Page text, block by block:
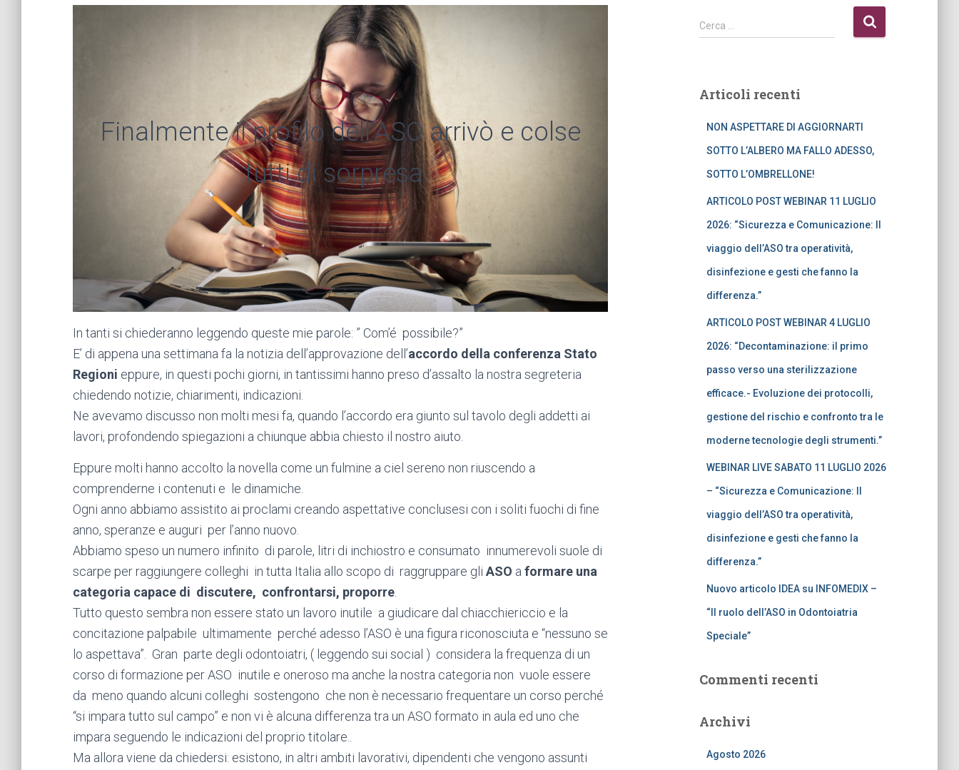
Finalmente il profilo dell’ASO arrivò e colse
tutti di sorpresa.
In tanti si chiederanno leggendo queste mie parole: ” Com’é possibile?”
E’ di appena una settimana fa la notizia dell’approvazione dell’accordo della conferenza Stato
Regioni eppure, in questi pochi giorni, in tantissimi hanno preso d’assalto la nostra segreteria
chiedendo notizie, chiarimenti, indicazioni.
Ne avevamo discusso non molti mesi fa, quando l’accordo era giunto sul tavolo degli addetti ai
lavori, profondendo spiegazioni a chiunque abbia chiesto il nostro aiuto.
Eppure molti hanno accolto la novella come un fulmine a ciel sereno non riuscendo a
comprenderne i contenuti e le dinamiche.
Ogni anno abbiamo assistito ai proclami creando aspettative conclusesi con i soliti fuochi di fine
anno, speranze e auguri per l’anno nuovo.
Abbiamo speso un numero infinito di parole, litri di inchiostro e consumato innumerevoli suole di
scarpe per raggiungere colleghi in tutta Italia allo scopo di raggruppare gli ASO a formare una
categoria capace di discutere, confrontarsi, proporre
Tutto questo sembra non essere stato un lavoro inutile a giudicare dal chiacchiericcio e la
concitazione palpabile ultimamente perché adesso l’ASO è una figura riconosciuta e “nessuno se
lo aspettava”. Gran parte degli odontoiatri, ( leggendo sui social ) considera la frequenza di un
corso di formazione per ASO inutile e oneroso ma anche la nostra categoria non vuole essere
da meno quando alcuni colleghi sostengono che non è necessario frequentare un corso perché
“si impara tutto sul campo” e non vi è alcuna differenza tra un ASO formato in aula ed uno che
impara seguendo le indicazioni del proprio titolare..
Ma allora viene da chiedersi: esistono, in altri ambiti lavorativi, dipendenti che vengono assunti
R
i
c
Cerca …
Articoli recenti
NON ASPETTARE DI AGGIORNARTI
SOTTO L’ALBERO MA FALLO ADESSO,
SOTTO L’OMBRELLONE!
ARTICOLO POST WEBINAR 11 LUGLIO
2026: “Sicurezza e Comunicazione: Il
viaggio dell’ASO tra operatività,
disinfezione e gesti che fanno la
differenza.”
ARTICOLO POST WEBINAR 4 LUGLIO
2026: “Decontaminazione: il primo
passo verso una sterilizzazione
efficace.- Evoluzione dei protocolli,
gestione del rischio e confronto tra le
moderne tecnologie degli strumenti.”
WEBINAR LIVE SABATO 11 LUGLIO 2026
– “Sicurezza e Comunicazione: Il
viaggio dell’ASO tra operatività,
disinfezione e gesti che fanno la
differenza.”
Nuovo articolo IDEA su INFOMEDIX –
“Il ruolo dell’ASO in Odontoiatria
Speciale”
Commenti recenti
Archivi
Agosto 2026